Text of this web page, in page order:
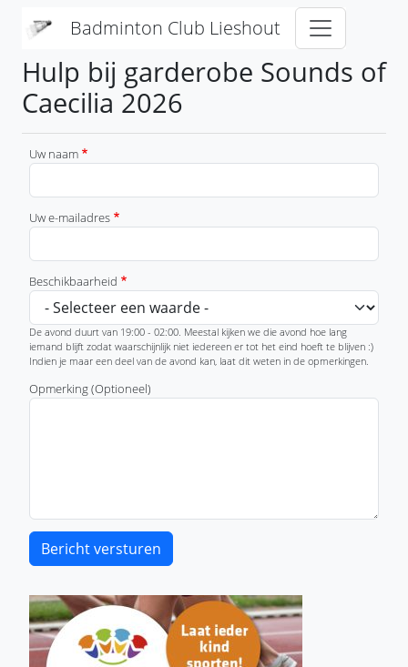
Badminton Club Lieshout
Hulp bij garderobe Sounds of
Caecilia 2026
Uw naam
Uw e-mailadres
Beschikbaarheid
De avond duurt van 19:00 - 02:00. Meestal kijken we die avond hoe lang
iemand blijft zodat waarschijnlijk niet iedereen er tot het eind hoeft te blijven :)
Indien je maar een deel van de avond kan, laat dit weten in de opmerkingen.
Opmerking (Optioneel)